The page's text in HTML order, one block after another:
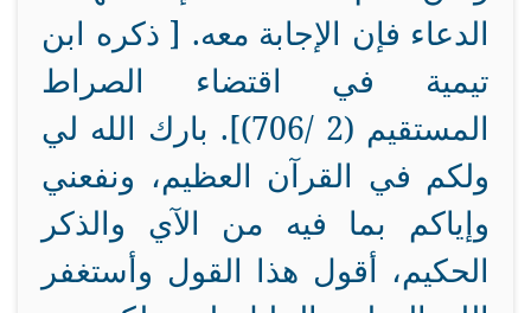
الدعاء فإن الإجابة معه. [ ذكره ابن
تيمية في اقتضاء الصراط
المستقيم (2 /706)]. بارك الله لي
ولكم في القرآن العظيم، ونفعني
وإياكم بما فيه من الآي والذكر
الحكيم، أقول هذا القول وأستغفر